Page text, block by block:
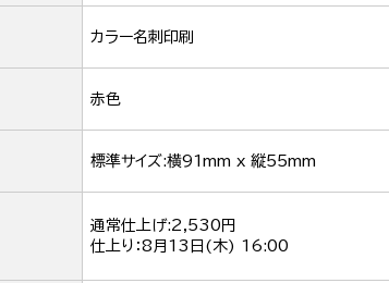
カラー名刺印刷
赤色
標準サイズ:横91mm x 縦55mm
通常仕上げ:2,530円
仕上り：8月13日(木) 16:00